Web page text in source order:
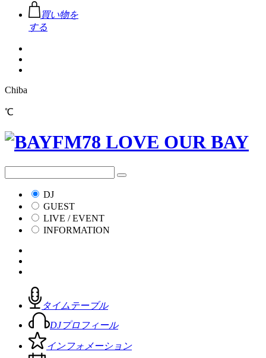
買い物を
する
Chiba
℃
DJ
GUEST
LIVE / EVENT
INFORMATION
タイムテーブル
DJプロフィール
インフォメーション